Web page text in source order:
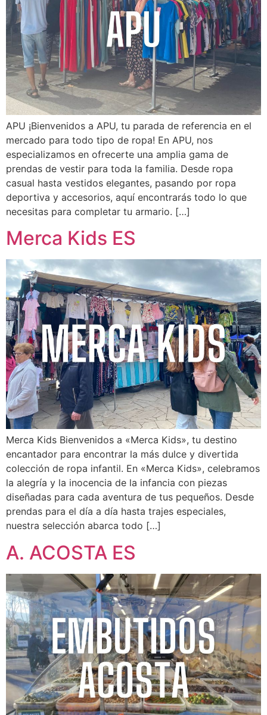
APU ¡Bienvenidos a APU, tu parada de referencia en el
mercado para todo tipo de ropa! En APU, nos
especializamos en ofrecerte una amplia gama de
prendas de vestir para toda la familia. Desde ropa
casual hasta vestidos elegantes, pasando por ropa
deportiva y accesorios, aquí encontrarás todo lo que
necesitas para completar tu armario. […]
Merca Kids ES
Merca Kids Bienvenidos a «Merca Kids», tu destino
encantador para encontrar la más dulce y divertida
colección de ropa infantil. En «Merca Kids», celebramos
la alegría y la inocencia de la infancia con piezas
diseñadas para cada aventura de tus pequeños. Desde
prendas para el día a día hasta trajes especiales,
nuestra selección abarca todo […]
A. ACOSTA ES